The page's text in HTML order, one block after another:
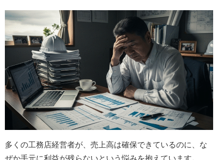
多くの工務店経営者が、売上高は確保できているのに、な
ぜか手元に利益が残らないという悩みを抱えています。